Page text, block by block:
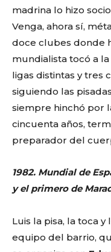
madrina lo hizo
Venga, ahora sí,
doce clubes donde
mundialista tocó a
ligas distintas y tres
siguiendo las
siempre hinchó por
cincuenta años,
preparador del
1982. Mundial de
y el primero de
Luis la pisa, la toca
equipo del barrio,